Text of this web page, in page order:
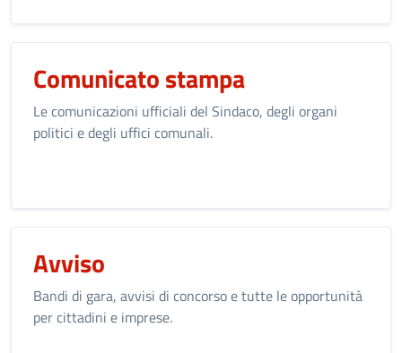
Comunicato stampa
Le comunicazioni ufficiali del Sindaco, degli organi
politici e degli uffici comunali.
Avviso
Bandi di gara, avvisi di concorso e tutte le opportunità
per cittadini e imprese.